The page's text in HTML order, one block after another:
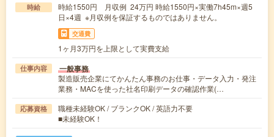
時給
時給1550円 月収例 24万円 時給1550円×実働7h45m×週5
日×4週 ※月収例を保証するものではありません。
交通費
1ヶ月3万円を上限として実費支給
仕事内容 一般事務
製造販売企業にてかんたん事務のお仕事・データ入力・発注
業務・MACを使った社名印刷データの確認作業(…
応募資格
職種未経験OK / ブランクOK / 英語力不要
■未経験OK！